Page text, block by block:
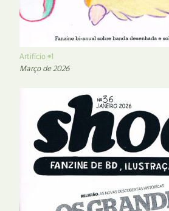
Artifício #1
Março de 2026